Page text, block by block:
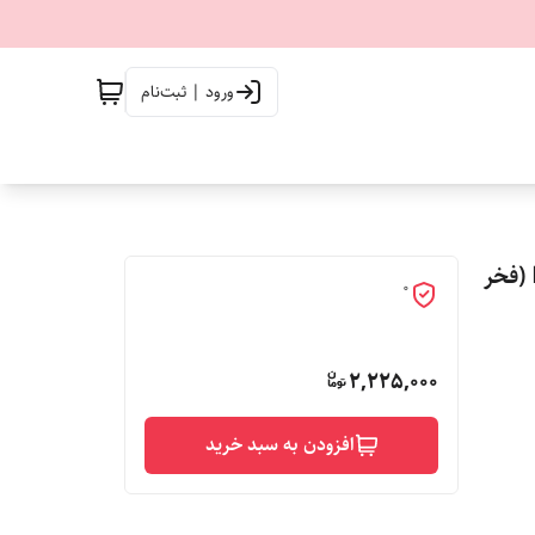
ورود | ثبت‌نام
صندلی تاشو مدل راحت نشین ( تکیه گاه ) محصول برند F.I.T (فخر
0
2,225,000
افزودن به سبد خرید